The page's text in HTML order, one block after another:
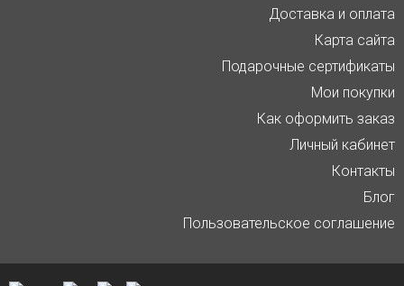
Доставка и оплата
Карта сайта
Подарочные сертификаты
Мои покупки
Как оформить заказ
Личный кабинет
Контакты
Блог
Пользовательское соглашение